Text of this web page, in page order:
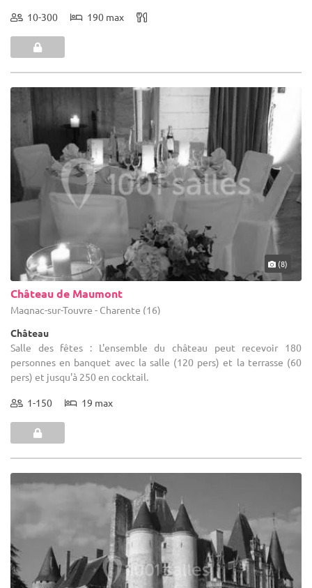
10-300 190 max
(8)
Château de Maumont
Magnac-sur-Touvre - Charente (16)
Château
Salle des fêtes : L'ensemble du château peut recevoir 180
personnes en banquet avec la salle (120 pers) et la terrasse (60
pers) et jusqu'à 250 en cocktail.
1-150 19 max